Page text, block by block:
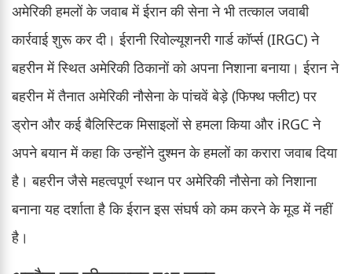
अमेरिकी हमलों के जवाब में ईरान की सेना ने भी तत्काल जवाबी
कार्रवाई शुरू कर दी। ईरानी रिवोल्यूशनरी गार्ड कॉर्प्स (IRGC) ने
बहरीन में स्थित अमेरिकी ठिकानों को अपना निशाना बनाया। ईरान ने
बहरीन में तैनात अमेरिकी नौसेना के पांचवें बेड़े (फिफ्थ फ्लीट) पर
ड्रोन और कई बैलिस्टिक मिसाइलों से हमला किया और iRGC ने
अपने बयान में कहा कि उन्होंने दुश्मन के हमलों का करारा जवाब दिया
है। बहरीन जैसे महत्वपूर्ण स्थान पर अमेरिकी नौसेना को निशाना
बनाना यह दर्शाता है कि ईरान इस संघर्ष को कम करने के मूड में नहीं
है।